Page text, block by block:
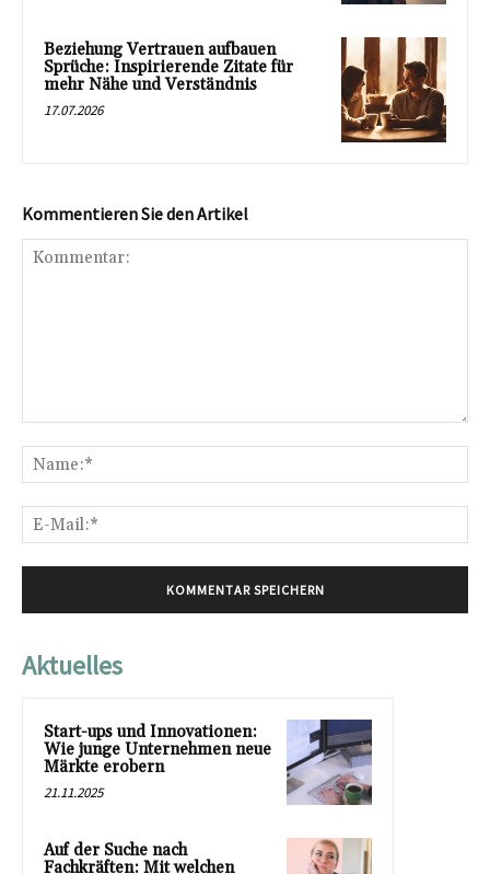
Beziehung Vertrauen aufbauen
Sprüche: Inspirierende Zitate für
mehr Nähe und Verständnis
17.07.2026
Kommentieren Sie den Artikel
Aktuelles
Start-ups und Innovationen:
Wie junge Unternehmen neue
Märkte erobern
21.11.2025
Auf der Suche nach
Fachkräften: Mit welchen